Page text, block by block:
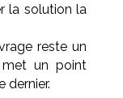
la solution la
reste un
met un point
dernier.